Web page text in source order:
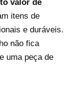
valor de
itens de
e duráveis.
não fica
uma peça de